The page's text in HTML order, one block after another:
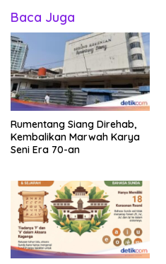
Baca Juga
Rumentang Siang Direhab,
Kembalikan Marwah Karya
Seni Era 70-an